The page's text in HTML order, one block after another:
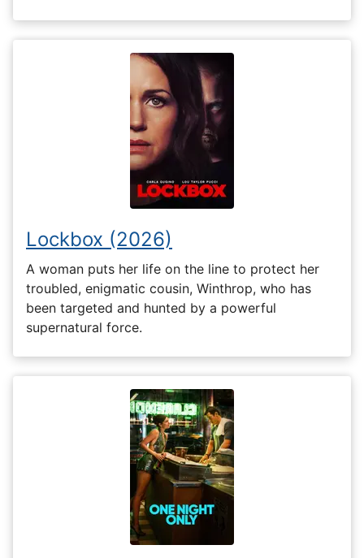
Lockbox (2026)
A woman puts her life on the line to protect her
troubled, enigmatic cousin, Winthrop, who has
been targeted and hunted by a powerful
supernatural force.